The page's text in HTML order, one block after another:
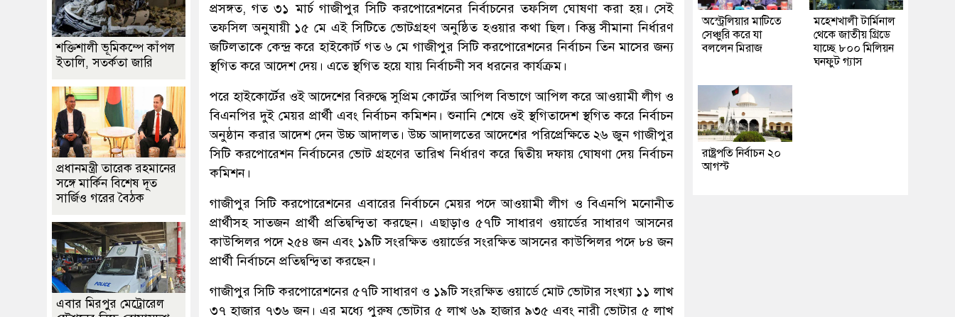
প্রসঙ্গত, গত ৩১ মার্চ গাজীপুর সিটি করপোরেশনের নির্বাচনের তফসিল ঘোষণা করা হয়। সেই
তফসিল অনুযায়ী ১৫ মে এই সিটিতে ভোটগ্রহণ অনুষ্ঠিত হওয়ার কথা ছিল। কিন্তু সীমানা নির্ধারণ
জটিলতাকে কেন্দ্র করে হাইকোর্ট গত ৬ মে গাজীপুর সিটি করপোরেশনের নির্বাচন তিন মাসের জন্য
স্থগিত করে আদেশ দেয়। এতে স্থগিত হয়ে যায় নির্বাচনী সব ধরনের কার্যক্রম।
পরে হাইকোর্টের ওই আদেশের বিরুদ্ধে সুপ্রিম কোর্টের আপিল বিভাগে আপিল করে আওয়ামী লীগ ও
বিএনপির দুই মেয়র প্রার্থী এবং নির্বাচন কমিশন। শুনানি শেষে ওই স্থগিতাদেশ স্থগিত করে নির্বাচন
অনুষ্ঠান করার আদেশ দেন উচ্চ আদালত। উচ্চ আদালতের আদেশের পরিপ্রেক্ষিতে ২৬ জুন গাজীপুর
সিটি করপোরেশন নির্বাচনের ভোট গ্রহণের তারিখ নির্ধারণ করে দ্বিতীয় দফায় ঘোষণা দেয় নির্বাচন
কমিশন।
গাজীপুর সিটি করপোরেশনের এবারের নির্বাচনে মেয়র পদে আওয়ামী লীগ ও বিএনপি মনোনীত
প্রার্থীসহ সাতজন প্রার্থী প্রতিদ্বন্দ্বিতা করছেন। এছাড়াও ৫৭টি সাধারণ ওয়ার্ডের সাধারণ আসনের
কাউন্সিলর পদে ২৫৪ জন এবং ১৯টি সংরক্ষিত ওয়ার্ডের সংরক্ষিত আসনের কাউন্সিলর পদে ৮৪ জন
প্রার্থী নির্বাচনে প্রতিদ্বন্দ্বিতা করছেন।
গাজীপুর সিটি করপোরেশনের ৫৭টি সাধারণ ও ১৯টি সংরক্ষিত ওয়ার্ডে মোট ভোটার সংখ্যা ১১ লাখ
৩৭ হাজার ৭৩৬ জন। এর মধ্যে পুরুষ ভোটার ৫ লাখ ৬৯ হাজার ৯৩৫ এবং নারী ভোটার ৫ লাখ
শক্তিশালী ভূমিকম্পে কাঁপল
ইতালি, সতর্কতা জারি
প্রধানমন্ত্রী তারেক রহমানের
সঙ্গে মার্কিন বিশেষ দূত
সার্জিও গরের বৈঠক
এবার মিরপুর মেট্রোরেল
অস্ট্রেলিয়ার মাটিতে
সেঞ্চুরি করে যা
বললেন মিরাজ
মহেশখালী টার্মিনাল
থেকে জাতীয় গ্রিডে
যাচ্ছে ৮০০ মিলিয়ন
ঘনফুট গ্যাস
রাষ্ট্রপতি নির্বাচন ২০
আগস্ট